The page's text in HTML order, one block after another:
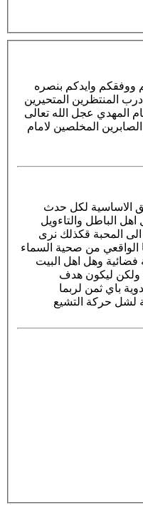
بنصره
المتحيرين
تعالى
لامام
حدث
نرى
السماء
البيت